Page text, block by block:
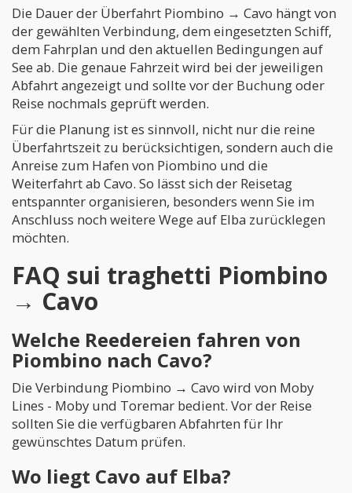
Die Dauer der Überfahrt Piombino → Cavo hängt von
der gewählten Verbindung, dem eingesetzten Schiff,
dem Fahrplan und den aktuellen Bedingungen auf
See ab. Die genaue Fahrzeit wird bei der jeweiligen
Abfahrt angezeigt und sollte vor der Buchung oder
Reise nochmals geprüft werden.
Für die Planung ist es sinnvoll, nicht nur die reine
Überfahrtszeit zu berücksichtigen, sondern auch die
Anreise zum Hafen von Piombino und die
Weiterfahrt ab Cavo. So lässt sich der Reisetag
entspannter organisieren, besonders wenn Sie im
Anschluss noch weitere Wege auf Elba zurücklegen
möchten.
FAQ sui traghetti Piombino
→ Cavo
Welche Reedereien fahren von
Piombino nach Cavo?
Die Verbindung Piombino → Cavo wird von Moby
Lines - Moby und Toremar bedient. Vor der Reise
sollten Sie die verfügbaren Abfahrten für Ihr
gewünschtes Datum prüfen.
Wo liegt Cavo auf Elba?